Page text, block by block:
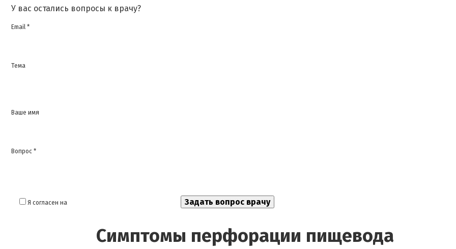
У вас остались вопросы к врачу?
Email *
Тема
Ваше имя
Вопрос *
Я согласен на
Симптомы перфорации пищевода